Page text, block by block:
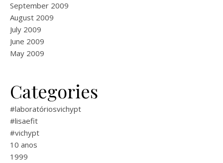
September 2009
August 2009
July 2009
June 2009
May 2009
Categories
#laboratóriosvichypt
#lisaefit
#vichypt
10 anos
1999